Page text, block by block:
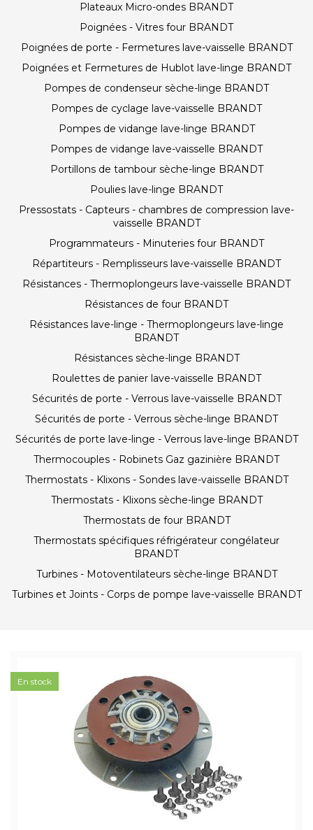
Plateaux Micro-ondes BRANDT
Poignées - Vitres four BRANDT
Poignées de porte - Fermetures lave-vaisselle BRANDT
Poignées et Fermetures de Hublot lave-linge BRANDT
Pompes de condenseur sèche-linge BRANDT
Pompes de cyclage lave-vaisselle BRANDT
Pompes de vidange lave-linge BRANDT
Pompes de vidange lave-vaisselle BRANDT
Portillons de tambour sèche-linge BRANDT
Poulies lave-linge BRANDT
Pressostats - Capteurs - chambres de compression lave-
vaisselle BRANDT
Programmateurs - Minuteries four BRANDT
Répartiteurs - Remplisseurs lave-vaisselle BRANDT
Résistances - Thermoplongeurs lave-vaisselle BRANDT
Résistances de four BRANDT
Résistances lave-linge - Thermoplongeurs lave-linge
BRANDT
Résistances sèche-linge BRANDT
Roulettes de panier lave-vaisselle BRANDT
Sécurités de porte - Verrous lave-vaisselle BRANDT
Sécurités de porte - Verrous sèche-linge BRANDT
Sécurités de porte lave-linge - Verrous lave-linge BRANDT
Thermocouples - Robinets Gaz gazinière BRANDT
Thermostats - Klixons - Sondes lave-vaisselle BRANDT
Thermostats - Klixons sèche-linge BRANDT
Thermostats de four BRANDT
Thermostats spécifiques réfrigérateur congélateur
BRANDT
Turbines - Motoventilateurs sèche-linge BRANDT
Turbines et Joints - Corps de pompe lave-vaisselle BRANDT
En stock